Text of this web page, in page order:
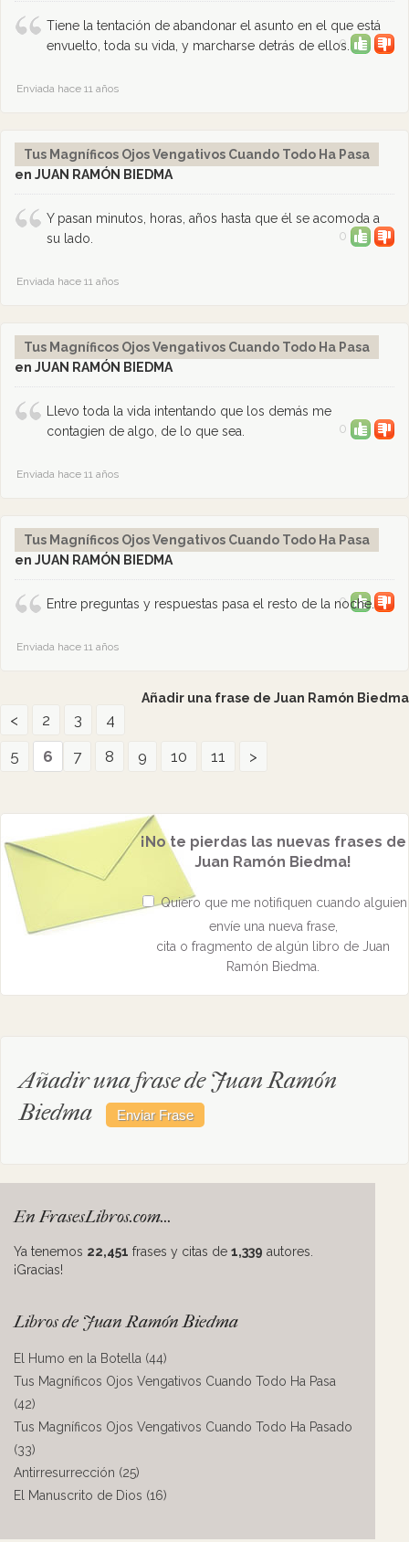
Tiene la tentación de abandonar el asunto en el que está
envuelto, toda su vida, y marcharse detrás de ellos.
0
Enviada hace 11 años
Tus Magníficos Ojos Vengativos Cuando Todo Ha Pasa
en JUAN RAMÓN BIEDMA
Y pasan minutos, horas, años hasta que él se acomoda a
su lado.
0
Enviada hace 11 años
Tus Magníficos Ojos Vengativos Cuando Todo Ha Pasa
en JUAN RAMÓN BIEDMA
Llevo toda la vida intentando que los demás me
contagien de algo, de lo que sea.
0
Enviada hace 11 años
Tus Magníficos Ojos Vengativos Cuando Todo Ha Pasa
en JUAN RAMÓN BIEDMA
Entre preguntas y respuestas pasa el resto de la noche.
0
Enviada hace 11 años
Añadir una frase de Juan Ramón Biedma
< 2 3
4
5
6 7 8 9 10 11 >
¡No te pierdas las nuevas frases de
Juan Ramón Biedma!
Quiero que me notifiquen cuando alguien
envíe una nueva frase,
cita o fragmento de algún libro de Juan
Ramón Biedma.
Añadir una frase de Juan Ramón
Biedma
En FrasesLibros.com...
Ya tenemos 22,451 frases y citas de 1,339 autores.
¡Gracias!
Libros de Juan Ramón Biedma
El Humo en la Botella (44)
Tus Magníficos Ojos Vengativos Cuando Todo Ha Pasa
(42)
Tus Magníficos Ojos Vengativos Cuando Todo Ha Pasado
(33)
Antirresurrección (25)
El Manuscrito de Dios (16)